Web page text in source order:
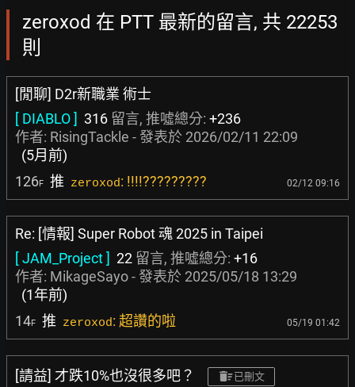
zeroxod 在 PTT 最新的留言, 共 22253
則
[閒聊] D2r新職業 術士
[ DIABLO ] 316 留言, 推噓總分: +236
作者: RisingTackle - 發表於 2026/02/11 22:09
(5月前)
126F 推 zeroxod: !!!!????????? 02/12 09:16
Re: [情報] Super Robot 魂 2025 in Taipei
[ JAM_Project ] 22 留言, 推噓總分: +16
作者: MikageSayo- 發表於 2025/05/18 13:29
(1年前)
14F 推 zeroxod: 超讚的啦 05/19 01:42
[請益] 才跌10%也沒很多吧？ 已刪文